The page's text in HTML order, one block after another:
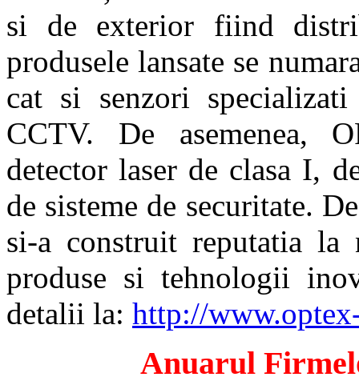
si de exterior fiind
produsele lansate se
cat si senzori
CCTV. De asemenea,
detector laser de clasa I,
de sisteme de securitate.
si-a construit reputatia
produse si tehnologii
detalii la: http://
Anuarul